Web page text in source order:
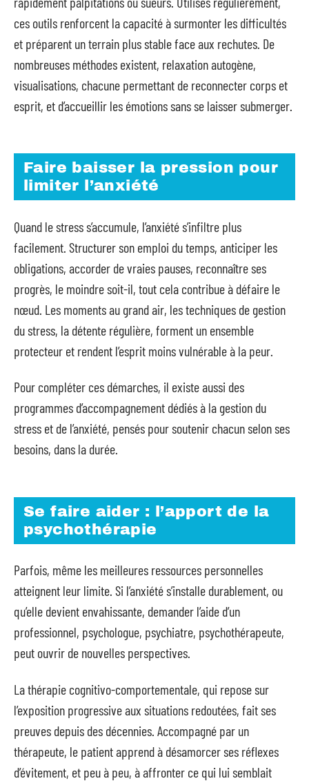
ces outils renforcent la capacité à surmonter les difficultés
et préparent un terrain plus stable face aux rechutes. De
nombreuses méthodes existent, relaxation autogène,
visualisations, chacune permettant de reconnecter corps et
esprit, et d’accueillir les émotions sans se laisser submerger.
Faire baisser la pression pour
limiter l’anxiété
Quand le stress s’accumule, l’anxiété s’infiltre plus
facilement. Structurer son emploi du temps, anticiper les
obligations, accorder de vraies pauses, reconnaître ses
progrès, le moindre soit-il, tout cela contribue à défaire le
nœud. Les moments au grand air, les techniques de gestion
du stress, la détente régulière, forment un ensemble
protecteur et rendent l’esprit moins vulnérable à la peur.
Pour compléter ces démarches, il existe aussi des
programmes d’accompagnement dédiés à la gestion du
stress et de l’anxiété, pensés pour soutenir chacun selon ses
besoins, dans la durée.
Se faire aider : l’apport de la
psychothérapie
Parfois, même les meilleures ressources personnelles
atteignent leur limite. Si l’anxiété s’installe durablement, ou
qu’elle devient envahissante, demander l’aide d’un
professionnel, psychologue, psychiatre, psychothérapeute,
peut ouvrir de nouvelles perspectives.
La thérapie cognitivo-comportementale, qui repose sur
l’exposition progressive aux situations redoutées, fait ses
preuves depuis des décennies. Accompagné par un
thérapeute, le patient apprend à désamorcer ses réflexes
d’évitement, et peu à peu, à affronter ce qui lui semblait